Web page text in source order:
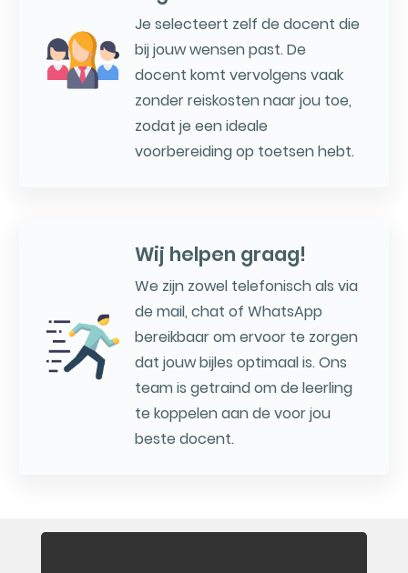
Je selecteert zelf de docent die
bij jouw wensen past. De
docent komt vervolgens vaak
zonder reiskosten naar jou toe,
zodat je een ideale
voorbereiding op toetsen hebt.
Wij helpen graag!
We zijn zowel telefonisch als via
de mail, chat of WhatsApp
bereikbaar om ervoor te zorgen
dat jouw bijles optimaal is. Ons
team is getraind om de leerling
te koppelen aan de voor jou
beste docent.